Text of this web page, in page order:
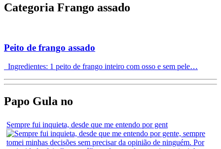
Categoria Frango assado
Peito de frango assado
Ingredientes: 1 peito de frango inteiro com osso e sem pele…
Papo Gula no
Sempre fui inquieta, desde que me entendo por gent